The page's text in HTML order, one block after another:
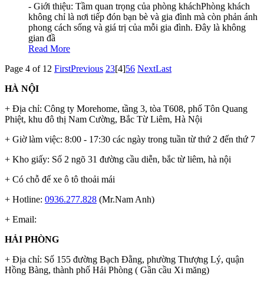
- Giới thiệu: Tầm quan trọng của phòng kháchPhòng khách
không chỉ là nơi tiếp đón bạn bè và gia đình mà còn phản ánh
phong cách sống và giá trị của mỗi gia đình. Đây là không
gian đầ
Read More
Page 4 of 12 FirstPrevious 23[4]56 NextLast
HÀ NỘI
+ Địa chỉ: Công ty Morehome, tầng 3, tòa T608, phố Tôn Quang
Phiệt, khu đô thị Nam Cường, Bắc Từ Liêm, Hà Nội
+ Giờ làm việc: 8:00 - 17:30 các ngày trong tuần từ thứ 2 đến thứ 7
+ Kho giấy: Số 2 ngõ 31 đường cầu diễn, bắc từ liêm, hà nội
+ Có chỗ để xe ô tô thoải mái
+ Hotline: 0936.277.828 (Mr.Nam Anh)
+ Email:
HẢI PHÒNG
+ Địa chỉ: Số 155 đường Bạch Đằng, phường Thượng Lý, quận
Hồng Bàng, thành phố Hải Phòng ( Gần cầu Xi măng)